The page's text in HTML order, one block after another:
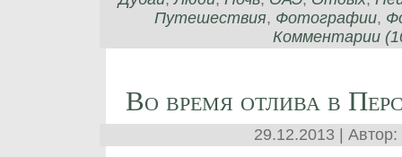
Путешествия, Фотографии,
Комментарии
Во время отлива в
29.12.2013 | Автор: